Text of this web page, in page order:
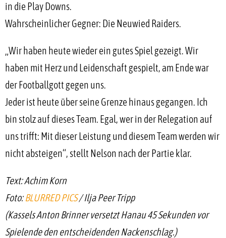
in die Play Downs.
Wahrscheinlicher Gegner: Die Neuwied Raiders.
„Wir haben heute wieder ein gutes Spiel gezeigt. Wir
haben mit Herz und Leidenschaft gespielt, am Ende war
der Footballgott gegen uns.
Jeder ist heute über seine Grenze hinaus gegangen. Ich
bin stolz auf dieses Team. Egal, wer in der Relegation auf
uns trifft: Mit dieser Leistung und diesem Team werden wir
nicht absteigen“, stellt Nelson nach der Partie klar.
Text: Achim Korn
Foto:BLURRED PICS/ Ilja Peer Tripp
(Kassels Anton Brinner versetzt Hanau 45 Sekunden vor
Spielende den entscheidenden Nackenschlag.)